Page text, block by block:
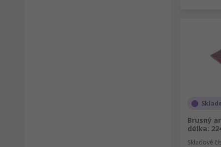
Brusný
délka:
Skladové